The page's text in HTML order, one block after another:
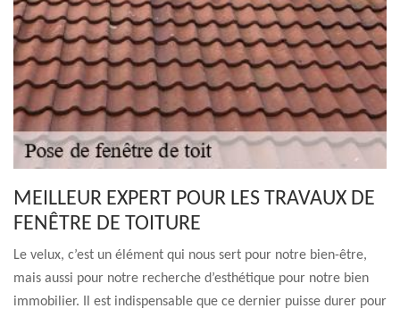
MEILLEUR EXPERT POUR LES TRAVAUX DE
FENÊTRE DE TOITURE
Le velux, c’est un élément qui nous sert pour notre bien-être,
mais aussi pour notre recherche d’esthétique pour notre bien
immobilier. Il est indispensable que ce dernier puisse durer pour